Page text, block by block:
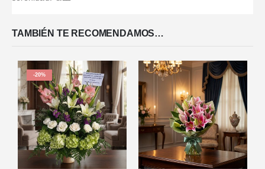
TAMBIÉN TE RECOMENDAMOS…
-20%